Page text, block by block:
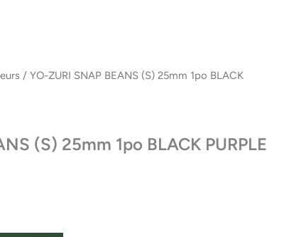
/ YO-ZURI SNAP BEANS (S) 25mm 1po BLACK
(S) 25mm 1po BLACK PURPLE